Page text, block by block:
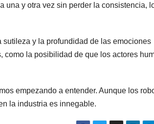
una y otra vez sin perder la consistencia,
y la profundidad de las emociones
como la posibilidad de que los actores
empezando a entender. Aunque los
la industria es innegable.